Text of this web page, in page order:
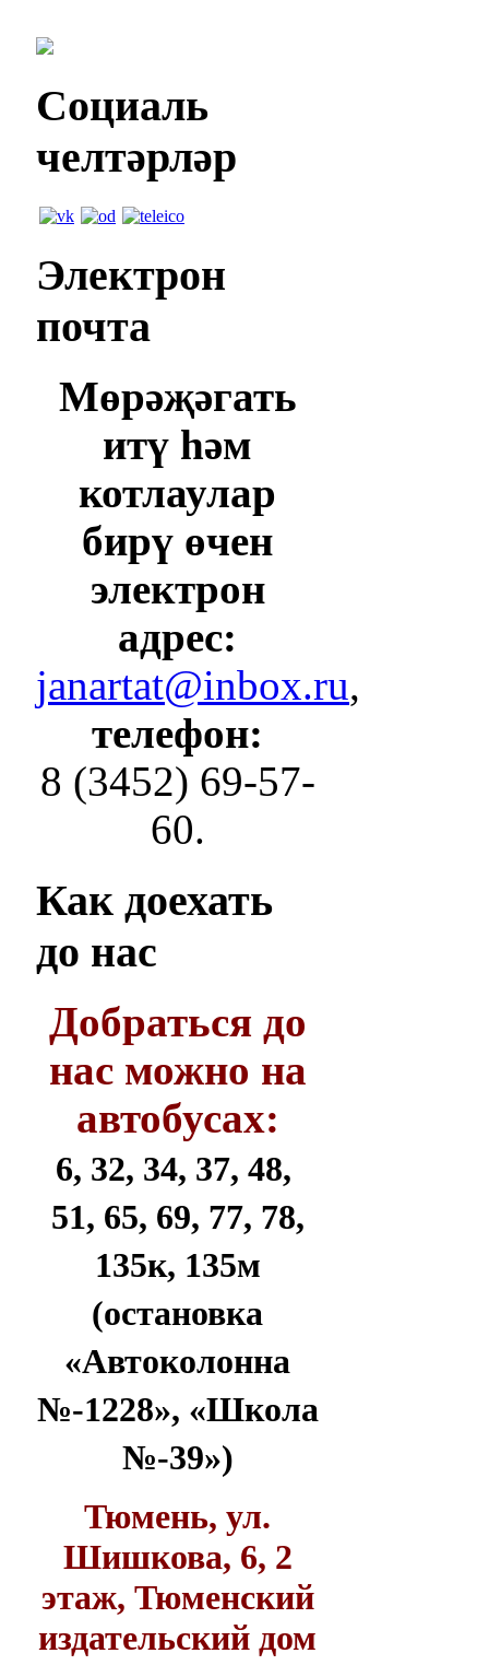
Социаль
челтәрләр
Электрон
почта
Мөрәҗәгать
итү һәм
котлаулар
бирү өчен
электрон
адрес:
janartat@inbox.ru,
телефон:
8 (3452) 69-57-
60.
Как доехать
до нас
Добраться до
нас можно на
автобусах:
6, 32, 34, 37, 48,
51, 65, 69, 77, 78,
135к, 135м
(остановка
«Автоколонна
№-1228», «Школа
№-39»)
Тюмень, ул.
Шишкова, 6, 2
этаж, Тюменский
издательский дом